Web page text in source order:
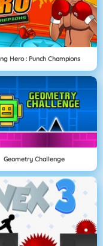
Hero : Punch Champions
Geometry Challenge